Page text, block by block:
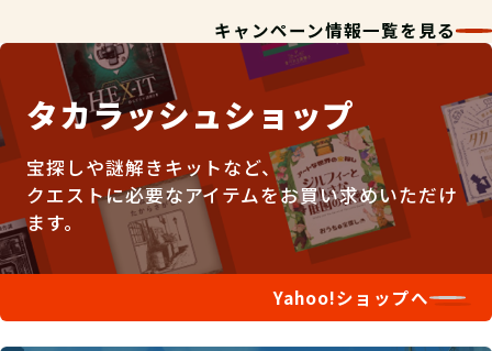
キャンペーン情報一覧を見る
タカラッシュショップ
宝探しや謎解きキットなど、
クエストに必要なアイテムをお買い求めいただけ
ます。
Yahoo!ショップへ